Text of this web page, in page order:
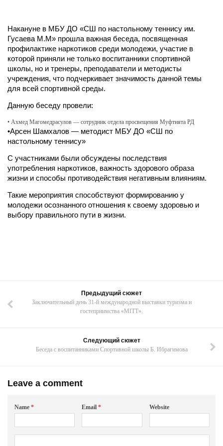
Накануне в МБУ ДО «СШ по настольному теннису им.
Гусаева М.М» прошла важная беседа, посвященная
профилактике наркотиков среди молодежи, участие в
которой приняли не только воспитанники спортивной
школы, но и тренеры, преподаватели и методисты
учреждения, что подчеркивает значимость данной темы
для всей спортивной среды.
Данную беседу провели:
• Ахмед Магомедрасулов — сотрудник отдела просвещения Муфтията РД
•Арсен Шамхалов — методист МБУ ДО «СШ по
настольному теннису»
С участниками были обсуждены последствия
употребления наркотиков, важность здорового образа
жизни и способы противодействия негативным влияниям.
Такие мероприятия способствуют формированию у
молодежи осознанного отношения к своему здоровью и
выбору правильного пути в жизни.
Предыдущий сюжет
Заключительный день 31-й международной выставки туризма и
гостеприимства «MITT».
Следующий сюжет
Беседа с воспитанниками Спортивной школы Б. Ибрагимова
Leave a comment
Name * Email* Website